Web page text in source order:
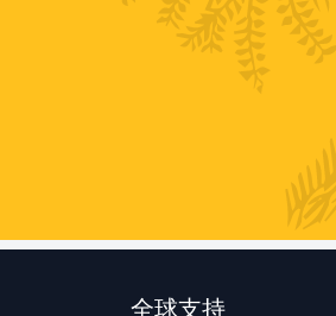
全球支持